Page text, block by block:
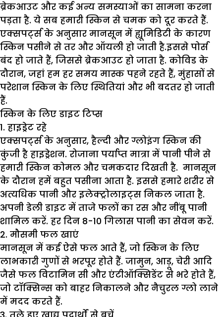
ब्रेकआउट और कई अन्य समस्याओं का सामना करना
पड़ता है. ये सब हमारी स्किन से चमक को दूर करते हैं.
एक्सपर्ट्स के अनुसार मानसून में ह्यूमिडिटी के कारण
स्किन पसीने से तर और ऑयली हो जाती है.इससे पोर्स
बंद हो जाते हैं, जिससे ब्रेकआउट हो जाता है. कोविड के
दौरान, जहां हम हर समय मास्क पहने रहते हैं, मुंहासों से
परेशान स्किन के लिए स्थितियां और भी बदतर हो जाती
हैं.
स्किन के लिए डाइट टिप्स
1. हाइड्रेट रहे
एक्सपर्ट्स के अनुसार, हैल्दी और ग्लोइंग स्किन की
कुंजी है हाइड्रेशन. रोजाना पर्याप्त मात्रा में पानी पीने से
हमारी स्किन कोमल और चमकदार दिखती है. मानसून
के दौरान हमें बहुत पसीना आता है. इससे हमारे शरीर से
अत्यधिक पानी और इलेक्ट्रोलाइट्स निकल जाता है.
अपनी डेली डाइट में ताजे फलों का रस और नींबू पानी
शामिल करें. हर दिन 8-10 गिलास पानी का सेवन करें.
2. मौसमी फल खाएं
मानसून में कई ऐसे फल आते हैं, जो स्किन के लिए
लाभकारी गुणों से भरपूर होते हैं. जामुन, आड़ू, चेरी आदि
जैसे फल विटामिन सी और एंटीऑक्सिडेंट से भरे होते हैं,
जो टॉक्सिन्स को बाहर निकालने और नैचुरल ग्लो लाने
में मदद करते हैं.